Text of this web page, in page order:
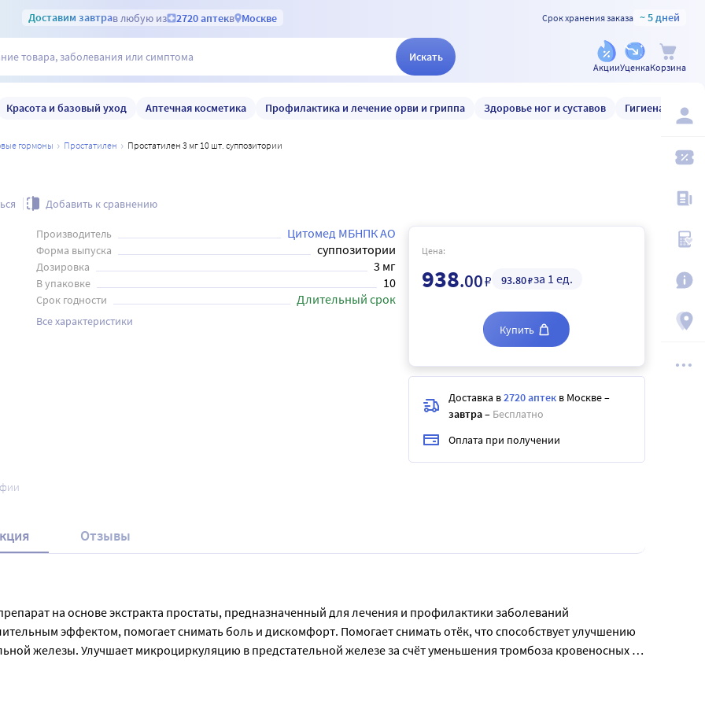
Доставим завтрав любую из 2720 аптекв Москве Срок хранения заказа ~ 5 дней
Искать
АкцииУценкаКорзина
Красота и базовый уход Аптечная косметика Профилактика и лечение орви и гриппа Здоровье ног и суставов Гигиена и уход
гормоны простатилен Простатилен 3 мг 10 шт. суппозитории
Добавить к сравнению
Производитель Цитомед МБНПК АО
Форма выпуска суппозитории
Дозировка 3 мг
В упаковке 10
Срок годности Длительный срок
Все характеристики
Цена:
938.00₽ 93.80₽за 1 ед.
Купить
Доставка в2720 аптек в Москве–
завтра– Бесплатно
Оплата при получении
Отзывы
на основе экстракта простаты, предназначенный для лечения и профилактики заболеваний
эффектом, помогает снимать боль и дискомфорт. Помогает снимать отёк, что способствует улучшению
железы. Улучшает микроциркуляцию в предстательной железе за счёт уменьшения тромбоза кровеносных
железы и эякулята. В форме ректальных суппозиториев применяется 1 или 2 раза в сутки не менее